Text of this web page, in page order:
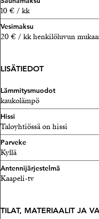
10 € / kk
Vesimaksu
20 € / kk henkilöluvun
LISÄTIEDOT
Lämmitysmuodot
kaukolämpö
Hissi
Taloyhtiössä on hissi
Parveke
Kyllä
Antennijärjestelmä
Kaapeli-tv
TILAT, MATERIAALIT JA